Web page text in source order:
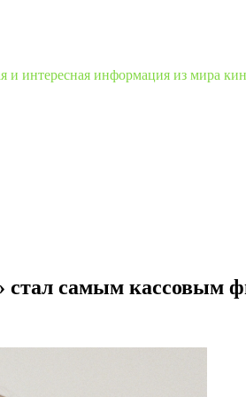
интересная информация из мира
стал самым кассовым